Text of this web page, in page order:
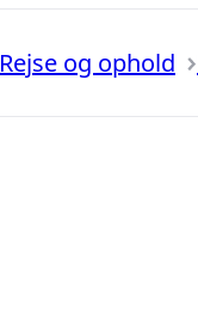
Rejse og ophold